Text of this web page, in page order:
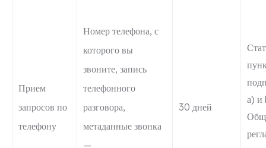
Прием
запросов по
телефону
Номер телефона, с
которого вы
звоните, запись
телефонного
разговора,
метаданные звонка
—
30 дней
а) и